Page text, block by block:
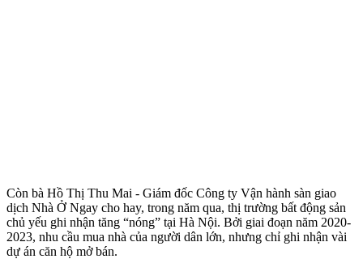
Còn bà Hồ Thị Thu Mai - Giám đốc Công ty Vận hành sàn giao
dịch Nhà Ở Ngay cho hay, trong năm qua, thị trường bất động sản
chủ yếu ghi nhận tăng “nóng” tại Hà Nội. Bởi giai đoạn năm 2020-
2023, nhu cầu mua nhà của người dân lớn, nhưng chỉ ghi nhận vài
dự án căn hộ mở bán.